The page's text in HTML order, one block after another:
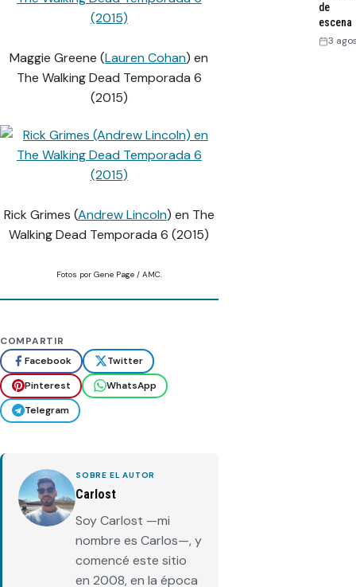
Maggie Greene (Lauren Cohan) en
The Walking Dead Temporada 6
(2015)
Rick Grimes (Andrew Lincoln) en The
Walking Dead Temporada 6 (2015)
Fotos por Gene Page / AMC.
COMPARTIR
Facebook
Twitter
Pinterest
WhatsApp
Telegram
SOBRE EL AUTOR
Carlost
Soy Carlost —mi
nombre es Carlos—, y
comencé este sitio
en 2008, en la época
de
escena
3